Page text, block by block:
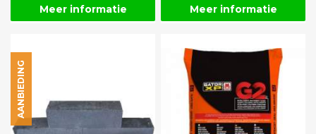
Meer informatie Meer informatie
AANBIEDING